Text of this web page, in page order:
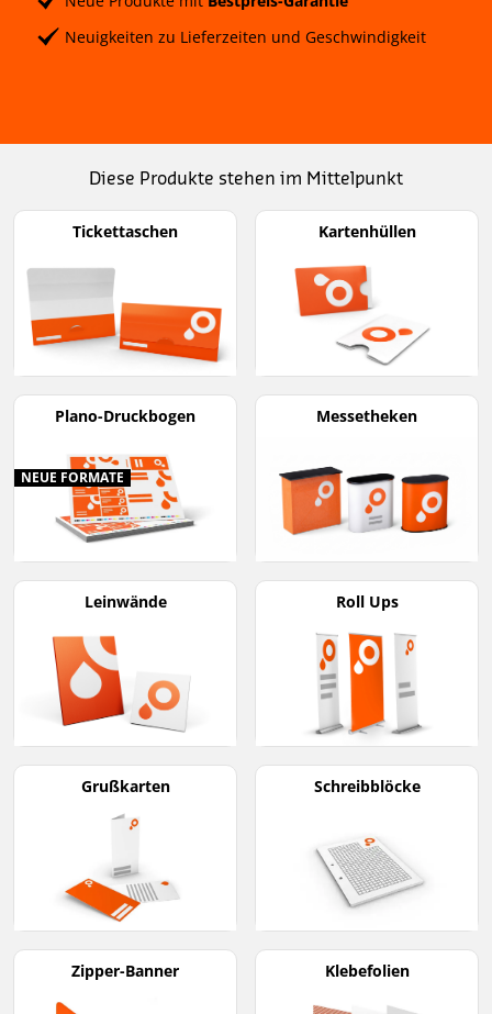
Neuigkeiten zu Lieferzeiten und Geschwindigkeit
Diese Produkte stehen im Mittelpunkt
Tickettaschen Kartenhüllen
Plano-Druckbogen
NEUE FORMATE
Messetheken
Leinwände Roll Ups
Grußkarten Schreibblöcke
Zipper-Banner Klebefolien